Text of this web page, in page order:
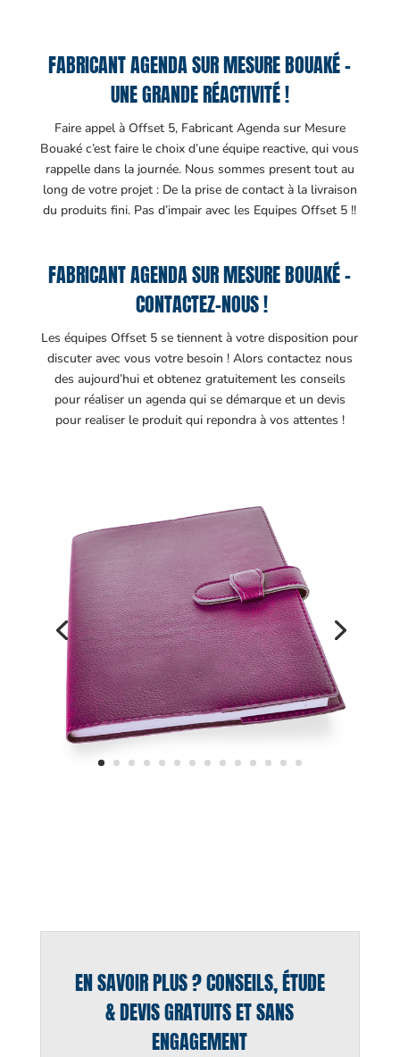
FABRICANT AGENDA SUR MESURE BOUAKÉ –
UNE GRANDE RÉACTIVITÉ !
Faire appel à Offset 5, Fabricant Agenda sur Mesure
Bouaké c’est faire le choix d’une équipe reactive, qui vous
rappelle dans la journée. Nous sommes present tout au
long de votre projet : De la prise de contact à la livraison
du produits fini. Pas d’impair avec les Equipes Offset 5 !!
FABRICANT AGENDA SUR MESURE BOUAKÉ –
CONTACTEZ-NOUS !
Les équipes Offset 5 se tiennent à votre disposition pour
discuter avec vous votre besoin ! Alors contactez nous
des aujourd’hui et obtenez gratuitement les conseils
pour réaliser un agenda qui se démarque et un devis
pour realiser le produit qui repondra à vos attentes !
EN SAVOIR PLUS ? CONSEILS, ÉTUDE
& DEVIS GRATUITS ET SANS
ENGAGEMENT